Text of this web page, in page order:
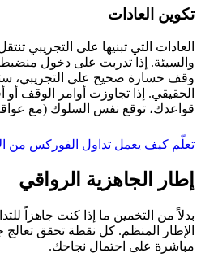
تكوين العادات
العادات التي تبنيها على التجريبي
والسيئة. إذا تدربت على دخول
وقف خسارة صحيح على التجريبي،
الحقيقي. إذا تجاوزت أوامر الوقف
قواعدك، توقع نفس السلوك (مع
تعلّم كيف يعمل تداول الفوركس من
إطار الجاهزية الرواقي
بدلاً من التخمين ما إذا كنت جاهزاً
الإطار المنظم. كل نقطة تحقق تعالج
مباشرة على احتمال نجاحك.